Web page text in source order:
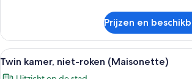
laden
niet-
roken
(Dome
Prijzen en
Alle
foto's
Een
6
Twin kamer, niet-roken (Maisonette)